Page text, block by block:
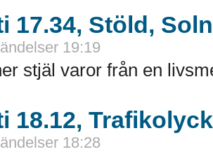
17.34, Stöld,
19:19
stjäl varor från en
18.12,
18:28